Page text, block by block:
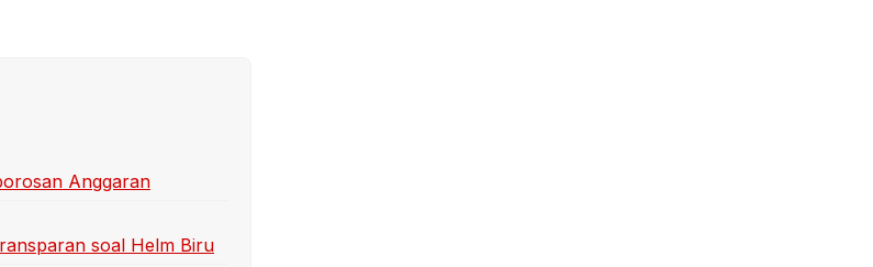
Anggaran
soal Helm Biru